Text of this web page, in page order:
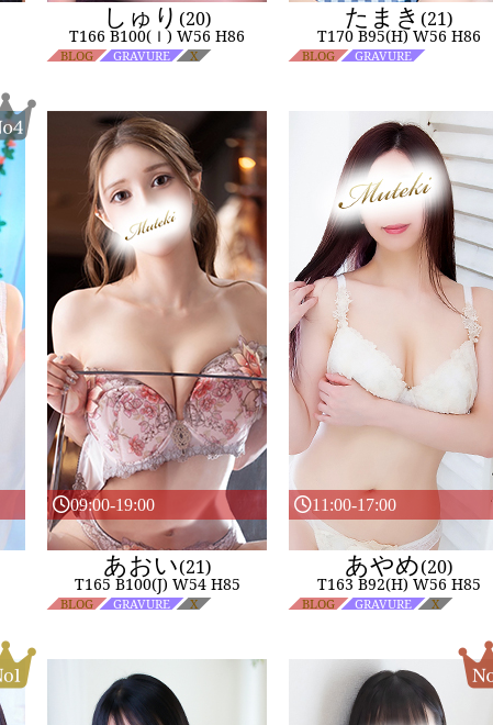
しゅり (20)
T166 B100(Ｉ) W56 H86
BLOG GRAVURE X
たまき (21)
T170 B95(H) W56 H86
BLOG GRAVURE
09:00-19:00
あおい(21)
T165 B100(J) W54 H85
BLOG GRAVURE X
11:00-17:00
あやめ(20)
T163 B92(H) W56 H85
BLOG GRAVURE X